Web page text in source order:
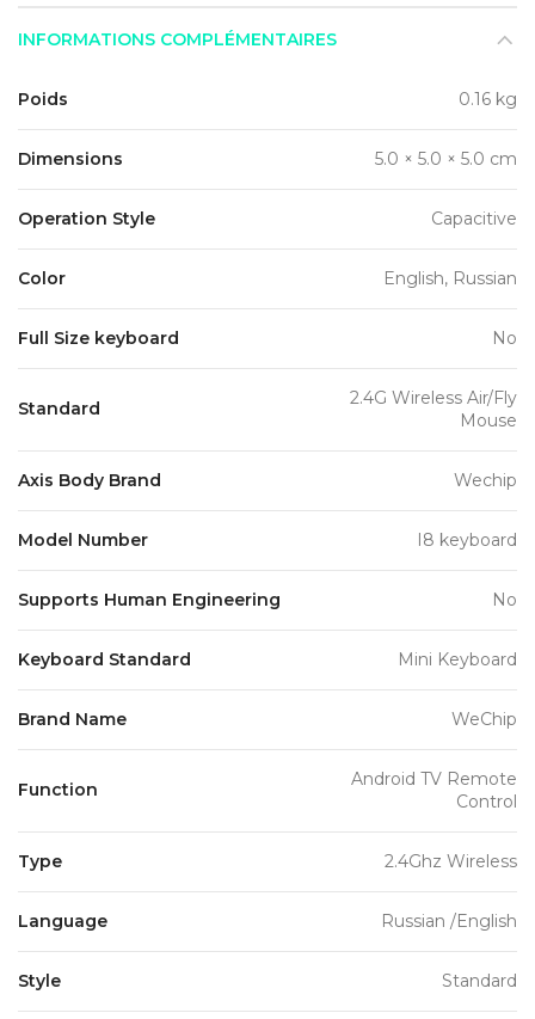
INFORMATIONS COMPLÉMENTAIRES
Poids 0.16 kg
Dimensions 5.0 × 5.0 × 5.0 cm
Operation Style Capacitive
Color English, Russian
Full Size keyboard No
Standard
2.4G Wireless Air/Fly
Mouse
Axis Body Brand Wechip
Model Number I8 keyboard
Supports Human Engineering No
Keyboard Standard Mini Keyboard
Brand Name WeChip
Function
Android TV Remote
Control
Type 2.4Ghz Wireless
Language Russian /English
Style Standard